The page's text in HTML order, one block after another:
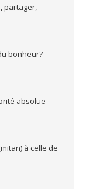
partager,
bonheur?
absolue
à celle de